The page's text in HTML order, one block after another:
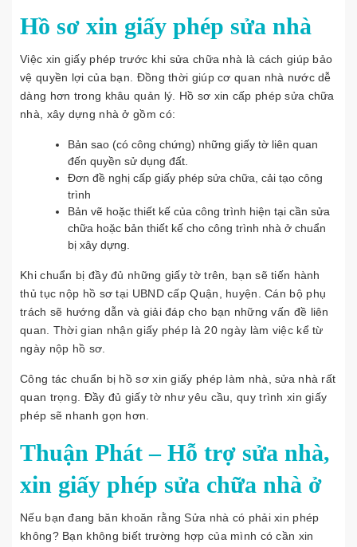
Hồ sơ xin giấy phép sửa nhà
Việc xin giấy phép trước khi sửa chữa nhà là cách giúp bảo
vệ quyền lợi của bạn. Đồng thời giúp cơ quan nhà nước dễ
dàng hơn trong khâu quản lý. Hồ sơ xin cấp phép sửa chữa
nhà, xây dựng nhà ở gồm có:
Bản sao (có công chứng) những giấy tờ liên quan
đến quyền sử dụng đất.
Đơn đề nghị cấp giấy phép sửa chữa, cải tạo công
trình
Bản vẽ hoặc thiết kế của công trình hiện tại cần sửa
chữa hoặc bản thiết kế cho công trình nhà ở chuẩn
bị xây dựng.
Khi chuẩn bị đầy đủ những giấy tờ trên, bạn sẽ tiến hành
thủ tục nộp hồ sơ tại UBND cấp Quận, huyện. Cán bộ phụ
trách sẽ hướng dẫn và giải đáp cho bạn những vấn đề liên
quan. Thời gian nhận giấy phép là 20 ngày làm việc kể từ
ngày nộp hồ sơ.
Công tác chuẩn bị hồ sơ xin giấy phép làm nhà, sửa nhà rất
quan trọng. Đầy đủ giấy tờ như yêu cầu, quy trình xin giấy
phép sẽ nhanh gọn hơn.
Thuận Phát – Hỗ trợ sửa nhà,
xin giấy phép sửa chữa nhà ở
Nếu bạn đang băn khoăn rằng Sửa nhà có phải xin phép
không? Bạn không biết trường hợp của mình có cần xin